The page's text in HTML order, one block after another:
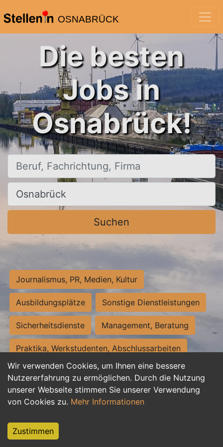
OSNABRÜCK
Wir verwenden Cookies, um Ihnen eine bessere
Nutzererfahrung zu ermöglichen. Durch die Nutzung
unserer Webseite stimmen Sie unserer Verwendung
von Cookies zu. Mehr Informationen
Zustimmen
Die besten
Jobs in
Osnabrück!
Beruf, Fachrichtung, Firma
Ort, Stadt
Suchen
Journalismus, PR, Medien, Kultur
Ausbildungsplätze Sonstige Dienstleistungen
Sicherheitsdienste Management, Beratung
Praktika, Werkstudenten, Abschlussarbeiten
Personalwesen Assistenz, Sekretariat
Hilfskräfte, Aushilfs- und Nebenjobs
Weiterbildung, Studium, duale Ausbildung